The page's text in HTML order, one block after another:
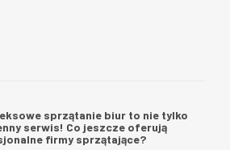
sprzątanie biur to nie tylko
serwis! Co jeszcze oferują
firmy sprzątające?